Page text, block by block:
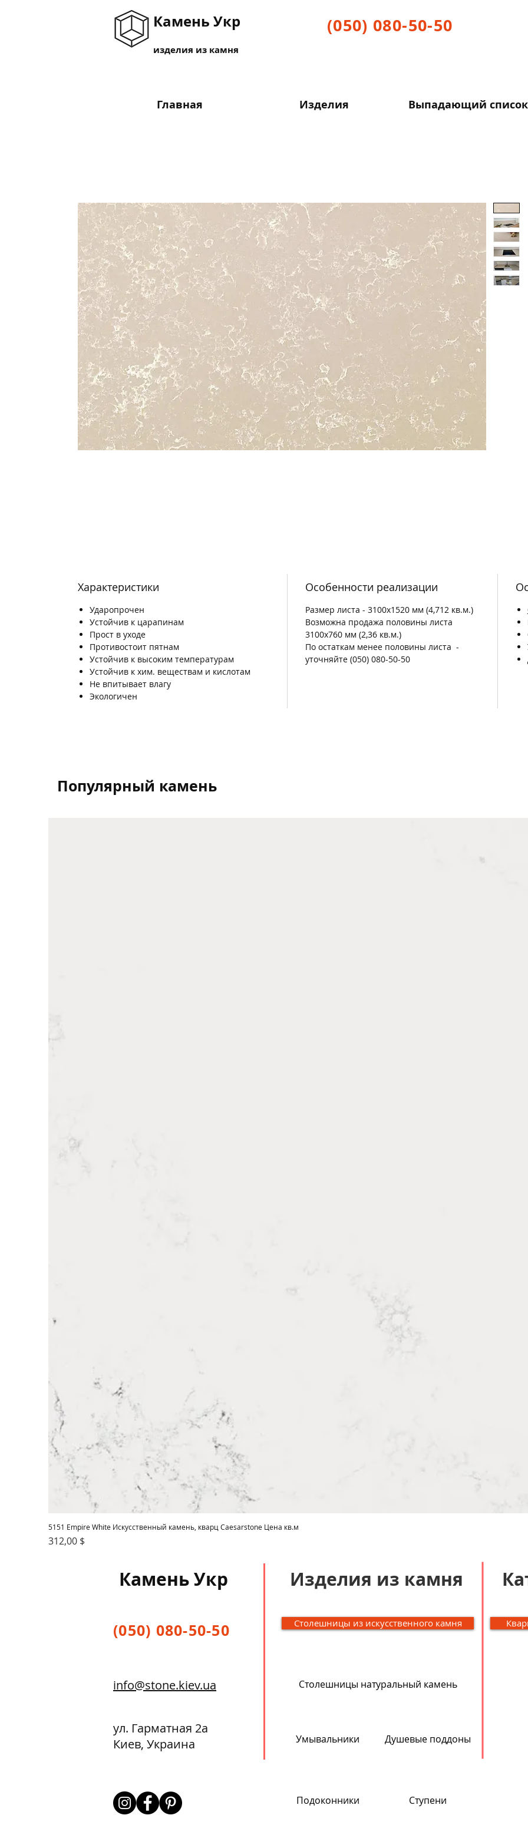
Камень Укр
изделия из камня
(050) 080-50-50
Главная Изделия Выпадающий список
Характеристики
Ударопрочен
Устойчив к царапинам
Прост в уходе
Противостоит пятнам
Устойчив к высоким температурам
Устойчив к хим. веществам и кислотам
Не впитывает влагу
Экологичен
Особенности реализации
Размер листа - 3100х1520 мм (4,712 кв.м.)
Возможна продажа половины листа
3100х760 мм (2,36 кв.м.)
По остаткам менее половины листа -
уточняйте (050) 080-50-50
Популярный камень
5151 Empire White Искусственный камень, кварц Caesarstone Цена кв.м
Цена
312,00 $
Камень Укр Изделия из камня
(050) 080-50-50 Столешницы из искусственного камня
info@stone.kiev.ua Столешницы натуральный камень
ул. Гарматная 2а
Киев, Украина
Умывальники Душевые поддоны
Подоконники Ступени